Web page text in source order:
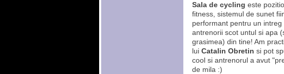
Sala de cycling este
fitness, sistemul de sunet
performant pentru un intreg
antrenorii scot untul si apa
grasimea) din tine! Am
lui Catalin Obretin si pot
cool si antrenorul a avut
de mila :)